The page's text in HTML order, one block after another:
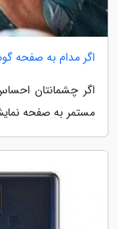
اگر مدام به صفحه
اگر چشمانتان
مستمر به صفحه